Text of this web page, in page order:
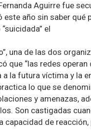
Aguirre fue
año sin saber qué
el
una de las dos
que “las redes operan
la futura víctima y la
lo que se
y amenazas,
Son castigadas
capacidad de